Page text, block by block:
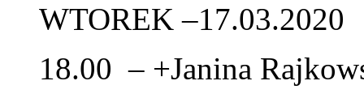
WTOREK –17.03.2020
18.00 – +Janina